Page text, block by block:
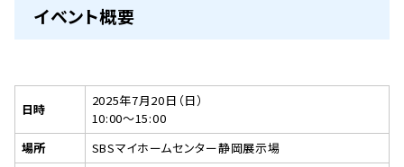
イベント概要
日時
2025年7月20日（日）
10:00〜15:00
場所
SBSマイホームセンター静岡展示場